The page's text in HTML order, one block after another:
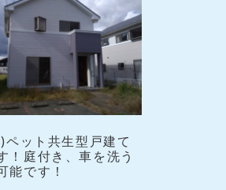
ペット共生型戸建て
！庭付き、車を洗う
能です！